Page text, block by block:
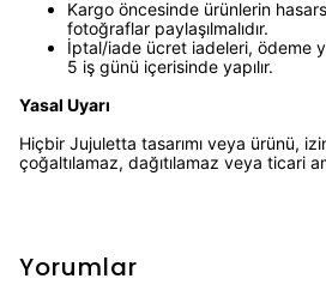
Kargo öncesinde ürünlerin
fotoğraflar paylaşılmalıdır.
İptal/iade ücret iadeleri, ödeme
5 iş günü içerisinde yapılır.
Yasal Uyarı
Hiçbir Jujuletta tasarımı veya ürünü,
çoğaltılamaz, dağıtılamaz veya ticari
Yorumlar